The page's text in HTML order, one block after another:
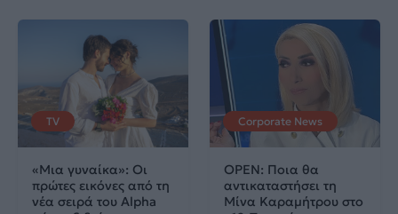
TV
«Μια γυναίκα»: Οι
πρώτες εικόνες από τη
νέα σειρά του Alpha
Corporate News
OPEN: Ποια θα
αντικαταστήσει τη
Μίνα Καραμήτρου στο